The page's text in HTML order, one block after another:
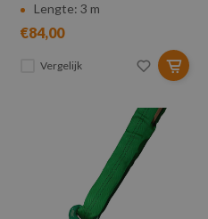
Lengte: 3 m
€84,00
Vergelijk